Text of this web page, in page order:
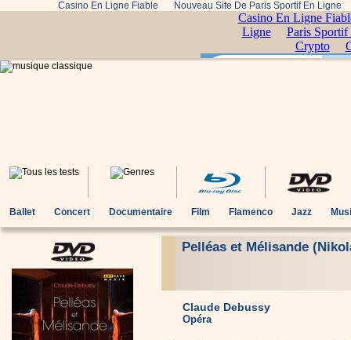
Casino En Ligne Fiable Nouveau Site De Paris Sportif En Ligne
Ballet Concert Documentaire Film Flamenco Jazz
Pelléas et Mélisande
Claude Debussy
Opéra